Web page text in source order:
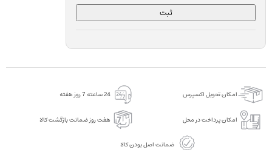
ثبت
امکان تحویل اکسپرس 24 ساعته 7 روز هفته
امکان پرداخت در محل هفت روز ضمانت بازگشت کالا
ضمانت اصل بودن کالا